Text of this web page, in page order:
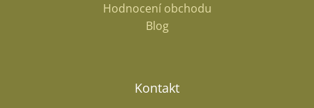
Hodnocení obchodu
Blog
Kontakt